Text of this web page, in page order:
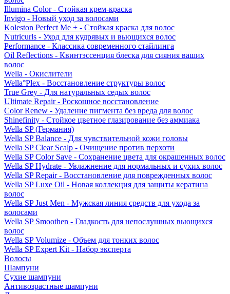
Illumina Color - Стойкая крем-краска
Invigo - Новый уход за волосами
Koleston Perfect Me + - Стойкая краска для волос
Nutricurls - Уход для кудрявых и вьющихся волос
Performance - Классика современного стайлинга
Oil Reflections - Квинтэссенция блеска для сияния ваших
волос
Wella - Окислители
Wella°Plex - Восстановление структуры волос
True Grey - Для натуральных седых волос
Ultimate Repair - Роскошное восстановление
Color Renew - Удаление пигмента без вреда для волос
Shinefinity - Стойкое цветное глазирование без аммиака
Wella SP (Германия)
Wella SP Balance - Для чувствительной кожи головы
Wella SP Clear Scalp - Очищение против перхоти
Wella SP Color Save - Сохранение цвета для окрашенных волос
Wella SP Hydrate - Увлажнение для нормальных и сухих волос
Wella SP Repair - Восстановление для поврежденных волос
Wella SP Luxe Oil - Новая коллекция для защиты кератина
волос
Wella SP Just Men - Мужская линия средств для ухода за
волосами
Wella SP Smoothen - Гладкость для непослушных вьющихся
волос
Wella SP Volumize - Объем для тонких волос
Wella SP Expert Kit - Набор эксперта
Волосы
Шампуни
Сухие шампуни
Антивозрастные шампуни